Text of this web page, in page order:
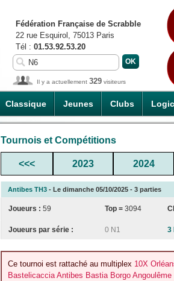
Classique Jeunes Clubs
Fédération Française de Scrabble
22 rue Esquirol, 75013 Paris
Tél : 01.53.92.53.20
Il y a actuellement 329 visiteurs
Tournois et Compétitions
<<< 2023 2024
Antibes TH3 - Le dimanche 05/10/2025 - 3 parties
Joueurs : 59 Top = 3094 CI
Joueurs par série : 0 N1 3
Ce tournoi est rattaché au multiplex 10X
Bastelicaccia Antibes Bastia Borgo